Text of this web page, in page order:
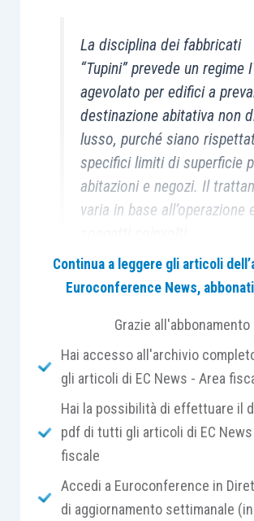
La disciplina dei fabbricati
“Tupini” prevede un regime
agevolato per edifici a
destinazione abitativa non
lusso, purché siano
specifici limiti di superficie
abitazioni e negozi. Il
varia in base all’operazione
Nel panorama dellafiscalità
italiana , il Legislatore ha
previstoregimi di favoreper
più rilevanti e consolidati vi è la
c.d. fabbricati “Tupini”,
vantaggioso, articolato su aliquote
seconda della tipologia di operazione
Continua a leggere gli articoli
Euroconference News,
Grazie all'abbonamento
Hai accesso all'archivio
gli articoli di EC News - Area
Hai la possibilità di effettuare il
pdf di tutti gli articoli di EC News
fiscale
Accedi a Euroconference in
di aggiornamento settimanale